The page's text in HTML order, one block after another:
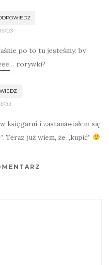
po to tu jesteśmy: by
rorywki?
księgarni i zastanawiałem się
Teraz już wiem, że „kupić”